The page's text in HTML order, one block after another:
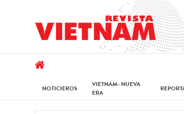
NOTICIEROS
VIETNAM- NUEVA
ERA